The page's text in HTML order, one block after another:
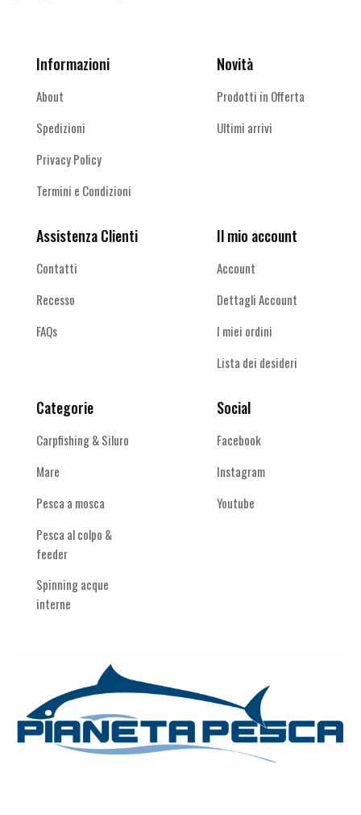
Informazioni
About
Spedizioni
Privacy Policy
Termini e Condizioni
Novità
Prodotti in Offerta
Ultimi arrivi
Assistenza Clienti
Contatti
Recesso
FAQs
Il mio account
Account
Dettagli Account
I miei ordini
Lista dei desideri
Categorie
Carpfishing & Siluro
Mare
Pesca a mosca
Pesca al colpo &
feeder
Spinning acque
interne
Social
Facebook
Instagram
Youtube